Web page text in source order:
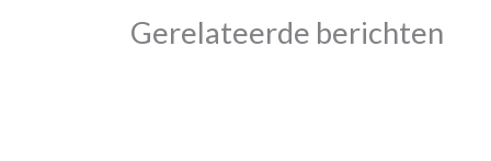
Gerelateerde berichten